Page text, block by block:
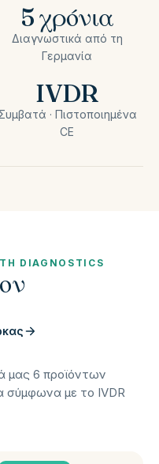
5 χρόνια
Διαγνωστικά από τη
Γερμανία
IVDR
· Πιστοποιημένα
CE
DIAGNOSTICS
μας 6 προϊόντων
σύμφωνα με το IVDR